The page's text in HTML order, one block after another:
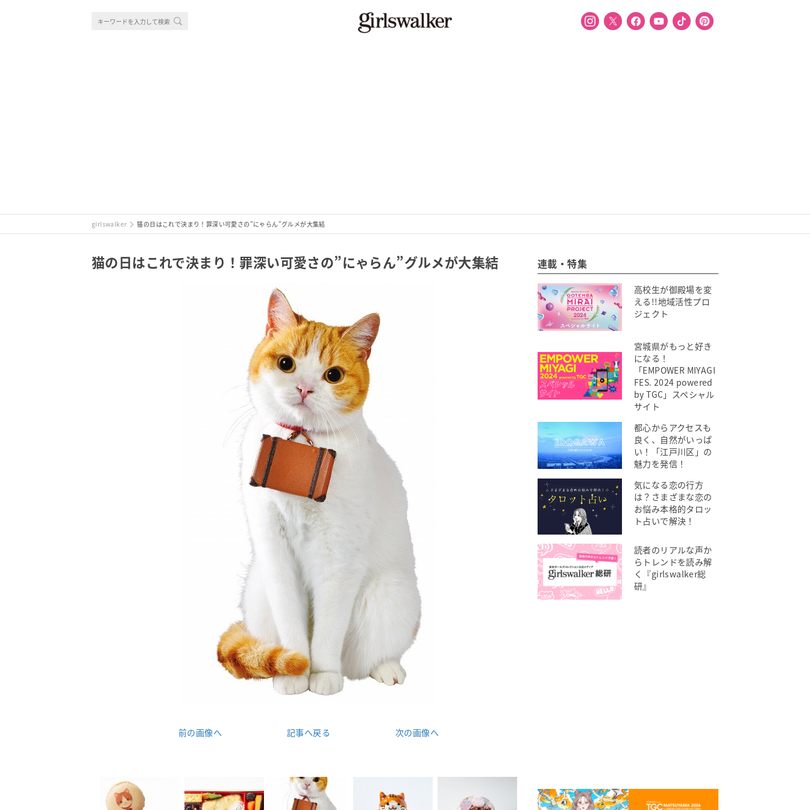
girlswalker 猫の日はこれで決まり！罪深い可愛さの”にゃらん”グルメが大集結
猫の日はこれで決まり！罪深い可愛さの”にゃらん”グルメが大集結
前の画像へ 記事へ戻る 次の画像へ
連載・特集
高校生が御殿場を変
える!!地域活性プロ
ジェクト
宮城県がもっと好き
になる！
「EMPOWER MIYAGI
FES. 2024 powered
by TGC」スペシャル
サイト
都心からアクセスも
良く、自然がいっぱ
い！「江戸川区」の
魅力を発信！
気になる恋の行方
は？さまざまな恋の
お悩み本格的タロッ
ト占いで解決！
読者のリアルな声か
らトレンドを読み解
く『girlswalker総
研』